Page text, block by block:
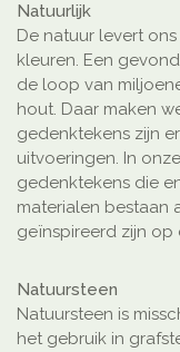
Natuurlijk
De natuur levert
kleuren. Een
de loop van
hout. Daar maken
gedenktekens zijn
uitvoeringen. In
gedenktekens die
materialen bestaan
geïnspireerd zijn op
Natuursteen
Natuursteen is
het gebruik in